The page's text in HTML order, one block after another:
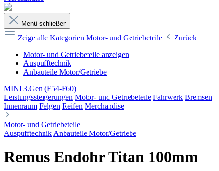
Menü schließen
Zeige alle Kategorien Motor- und Getriebeteile
Zurück
Motor- und Getriebeteile anzeigen
Auspufftechnik
Anbauteile Motor/Getriebe
MINI 3.Gen (F54-F60)
Leistungssteigerungen Motor- und Getriebeteile Fahrwerk Bremsen
Innenraum Felgen Reifen Merchandise
Motor- und Getriebeteile
Auspufftechnik Anbauteile Motor/Getriebe
Remus Endohr Titan 100mm